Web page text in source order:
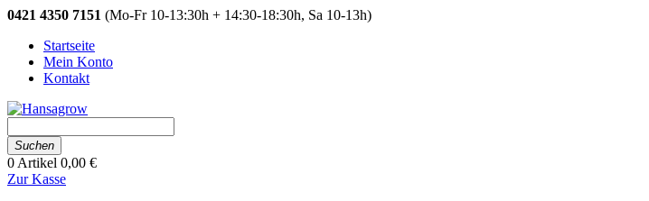
0421 4350 7151 (Mo-Fr 10-13:30h + 14:30-18:30h, Sa 10-13h)
Startseite
Mein Konto
Kontakt
Suchen
0 Artikel 0,00 €
Zur Kasse